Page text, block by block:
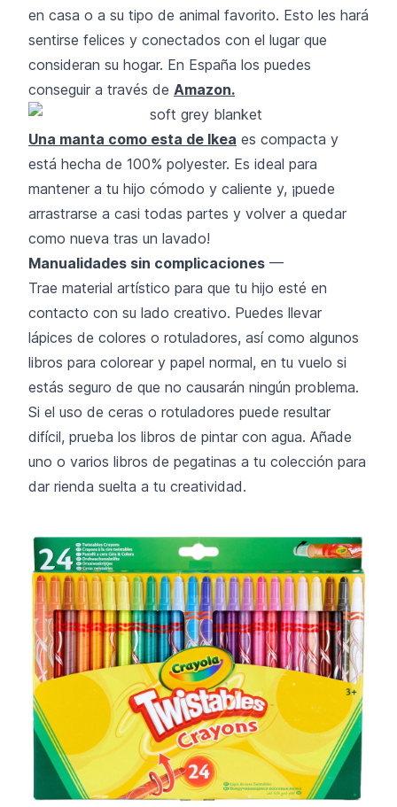
en casa o a su tipo de animal favorito. Esto les hará
sentirse felices y conectados con el lugar que
consideran su hogar. En España los puedes
conseguir a través de Amazon.
Una manta como esta de Ikea es compacta y
está hecha de 100% polyester. Es ideal para
mantener a tu hijo cómodo y caliente y, ¡puede
arrastrarse a casi todas partes y volver a quedar
como nueva tras un lavado!
Manualidades sin complicaciones —
Trae material artístico para que tu hijo esté en
contacto con su lado creativo. Puedes llevar
lápices de colores o rotuladores, así como algunos
libros para colorear y papel normal, en tu vuelo si
estás seguro de que no causarán ningún problema.
Si el uso de ceras o rotuladores puede resultar
difícil, prueba los libros de pintar con agua. Añade
uno o varios libros de pegatinas a tu colección para
dar rienda suelta a tu creatividad.